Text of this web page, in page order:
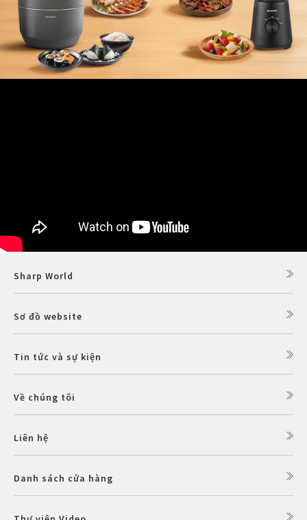
Sharp World
Sơ đồ website
Tin tức và sự kiện
Về chúng tôi
Liên hệ
Danh sách cửa hàng